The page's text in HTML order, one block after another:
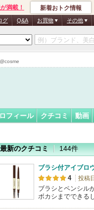
満載！ 新着おトク情報
グ Q&A お買物 その他
ンスタ
フィール クチコミ 動画
最新のクチコミ 144件
ブラシ付アイブロ
4 投稿
ブラシとペンシル
ボカシまでできる